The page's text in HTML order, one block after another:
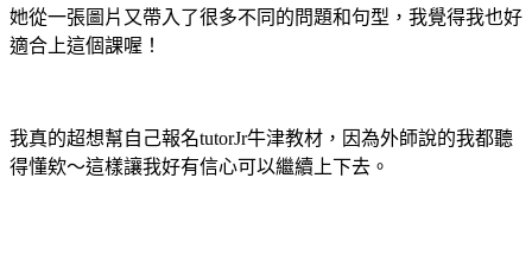
她從一張圖片又帶入了很多不同的問題和句型，我覺得我也好
適合上這個課喔！
我真的超想幫自己報名tutorJr牛津教材，因為外師說的我都聽
得懂欸～這樣讓我好有信心可以繼續上下去。